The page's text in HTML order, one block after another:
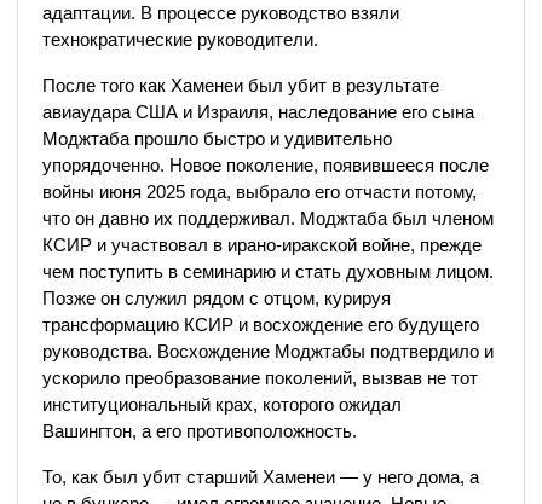
адаптации. В процессе руководство взяли
технократические руководители.
После того как Хаменеи был убит в результате
авиаудара США и Израиля, наследование его сына
Моджтаба прошло быстро и удивительно
упорядоченно. Новое поколение, появившееся после
войны июня 2025 года, выбрало его отчасти потому,
что он давно их поддерживал. Моджтаба был членом
КСИР и участвовал в ирано-иракской войне, прежде
чем поступить в семинарию и стать духовным лицом.
Позже он служил рядом с отцом, курируя
трансформацию КСИР и восхождение его будущего
руководства. Восхождение Моджтабы подтвердило и
ускорило преобразование поколений, вызвав не тот
институциональный крах, которого ожидал
Вашингтон, а его противоположность.
То, как был убит старший Хаменеи — у него дома, а